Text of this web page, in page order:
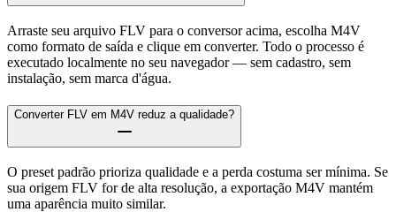
Arraste seu arquivo FLV para o conversor acima, escolha M4V
como formato de saída e clique em converter. Todo o processo é
executado localmente no seu navegador — sem cadastro, sem
instalação, sem marca d'água.
Converter FLV em M4V reduz a qualidade?
O preset padrão prioriza qualidade e a perda costuma ser mínima. Se
sua origem FLV for de alta resolução, a exportação M4V mantém
uma aparência muito similar.